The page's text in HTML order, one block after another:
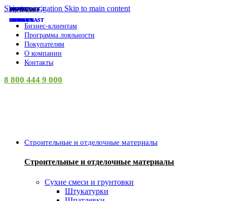
Skip to navigation Skip to main content
Бизнес-клиентам
Программа лояльности
Покупателям
О компании
Контакты
8 800 444 9 000
Строительные и отделочные материалы
Строительные и отделочные материалы
Сухие смеси и грунтовки
Штукатурки
TECH-KREP
СУПЕР-ЦЕНА
LADECOR
СУПЕР-ЦЕНА
INGREEN
СУПЕР-ЦЕНА
INGREEN
СУПЕР-ЦЕНА
INGREEN
СУПЕР-ЦЕНА
INGREEN
СУПЕР-ЦЕНА
VETTA
СУПЕР-ЦЕНА
ЛУГА
СУПЕР-ЦЕНА
SPARK PLAST
СУПЕР-ЦЕНА
SPARK PLAST
СУПЕР-ЦЕНА
SPARK PLAST
СУПЕР-ЦЕНА
AZARIO
СУПЕР-ЦЕНА
НАКРЕПКО
ISVET
ISVET
ISVET
ISVET
ISVET
ISVET
ISVET
PROCONNECT
АНИ ПЛАСТ
КУРС
EKF